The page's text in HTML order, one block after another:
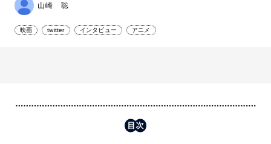
山崎 聡
映画 twitter インタビュー アニメ